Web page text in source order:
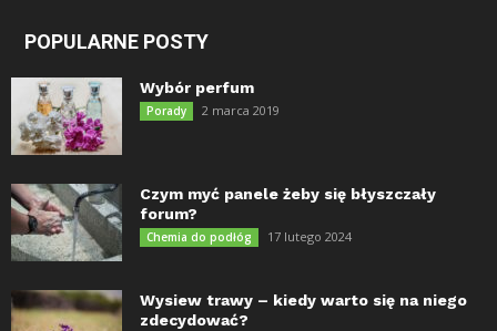
POPULARNE POSTY
Wybór perfum
Porady 2 marca 2019
Czym myć panele żeby się błyszczały
forum?
Chemia do podłóg 17 lutego 2024
Wysiew trawy – kiedy warto się na niego
zdecydować?